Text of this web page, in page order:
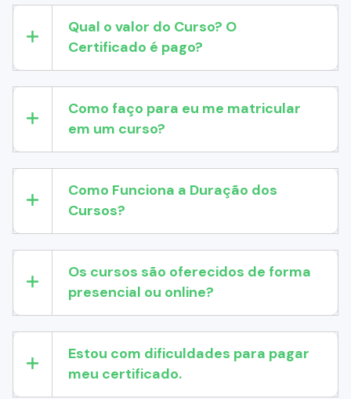
Qual o valor do Curso? O
Certificado é pago?
Como faço para eu me matricular
em um curso?
Como Funciona a Duração dos
Cursos?
Os cursos são oferecidos de forma
presencial ou online?
Estou com dificuldades para pagar
meu certificado.